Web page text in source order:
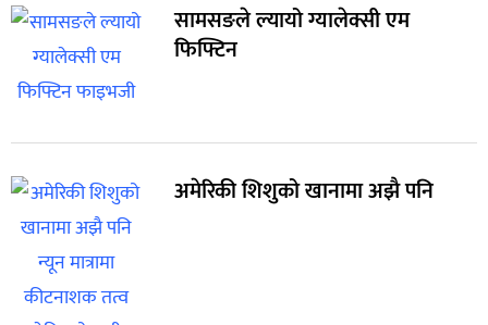
सामसङले ल्यायो ग्यालेक्सी एम
फिफ्टिन
अमेरिकी शिशुको खानामा अझै पनि